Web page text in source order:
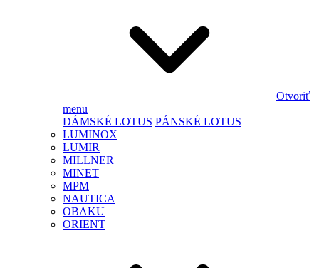
Otvoriť
menu
DÁMSKÉ LOTUS PÁNSKÉ LOTUS
LUMINOX
LUMIR
MILLNER
MINET
MPM
NAUTICA
OBAKU
ORIENT